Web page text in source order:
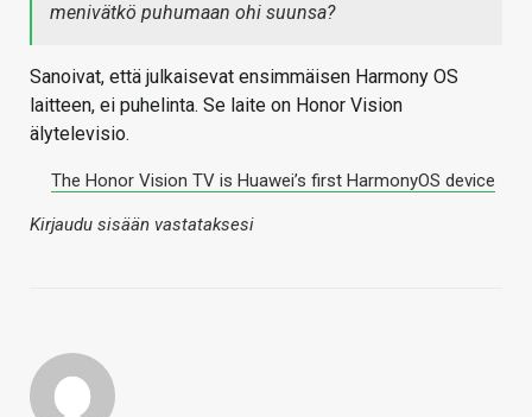
menivätkö puhumaan ohi suunsa?
Sanoivat, että julkaisevat ensimmäisen Harmony OS
laitteen, ei puhelinta. Se laite on Honor Vision
älytelevisio.
The Honor Vision TV is Huawei’s first HarmonyOS device
Kirjaudu sisään vastataksesi